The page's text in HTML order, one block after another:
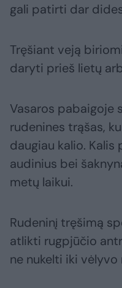
gali patirti dar
Tręšiant veją
daryti prieš lietų
Vasaros pabaigoje
rudenines trąšas,
daugiau kalio.
audinius bei
metų laikui.
Rudeninį tręšimą
atlikti rugpjūčio
ne nukelti iki vėlyvo